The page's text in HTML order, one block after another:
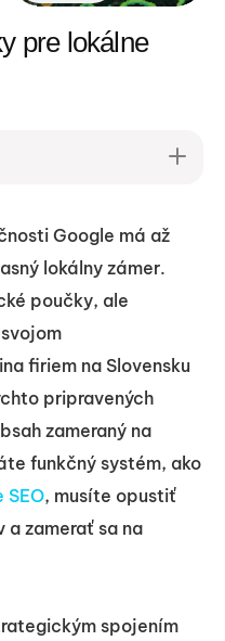
pre lokálne
Google má až
lokálny zámer.
poučky, ale
firiem na Slovensku
pripravených
zameraný na
funkčný systém, ako
SEO, musíte opustiť
zamerať sa na
spojením